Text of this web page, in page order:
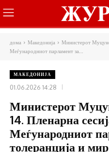
дома Македонија
Министерот
Меѓународниот парламент за...
МАКЕДОНИЈА
01.06.2026 14:28
Министерот
14. Пленарна
Меѓународниот
толеранција и мир